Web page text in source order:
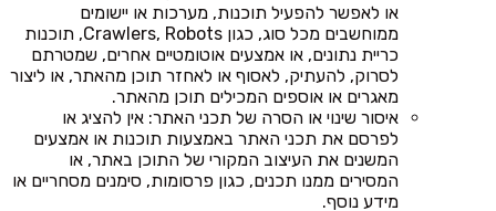
או לאפשר להפעיל תוכנות, מערכות או יישומים
ממוחשבים מכל סוג, כגון Crawlers, Robots, תוכנות
כריית נתונים, או אמצעים אוטומטיים אחרים, שמטרתם
לסרוק, להעתיק, לאסוף או לאחזר תוכן מהאתר, או ליצור
מאגרים או אוספים המכילים תוכן מהאתר.
איסור שינוי או הסרה של תכני האתר: אין להציג או
לפרסם את תכני האתר באמצעות תוכנות או אמצעים
המשנים את העיצוב המקורי של התוכן באתר, או
המסירים ממנו תכנים, כגון פרסומות, סימנים מסחריים או
מידע נוסף.